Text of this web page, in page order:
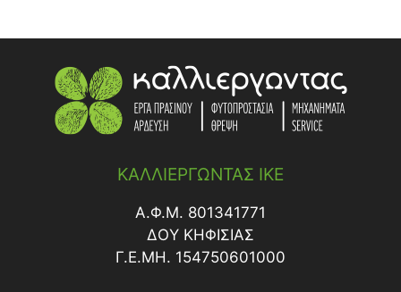
ΚΑΛΛΙΕΡΓΩΝΤΑΣ ΙΚΕ
Α.Φ.Μ. 801341771
ΔΟY ΚΗΦΙΣΙΑΣ
Γ.Ε.ΜΗ. 154750601000